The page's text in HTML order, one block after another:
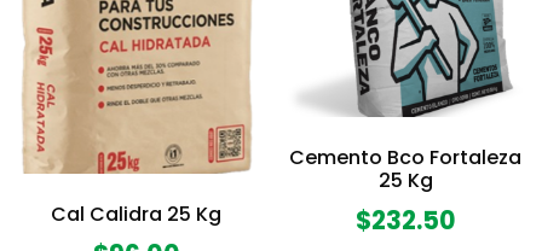
Cal Calidra 25 Kg
Cemento Bco Fortaleza
25 Kg
$232.50